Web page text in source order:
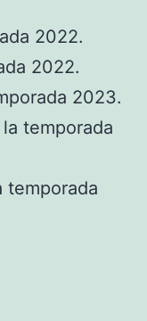
2022.
2022.
2023.
temporada
temporada